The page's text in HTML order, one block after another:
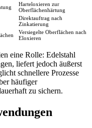
Harteloxieren zur
Oberflächenhärtung
Direktauftrag nach
Zinkatierung
Versiegelte Oberflächen nach
Eloxieren
eine Rolle: Edelstahl
liefert jedoch äußerst
schnellere Prozesse
häufiger
zu sichern.